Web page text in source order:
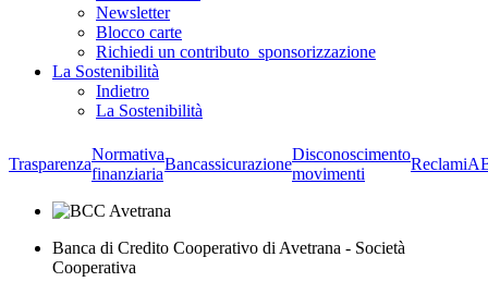
Newsletter
Blocco carte
Richiedi un contributo_sponsorizzazione
La Sostenibilità
Indietro
La Sostenibilità
Trasparenza
Normativa
finanziaria
Bancassicurazione
Disconoscimento
movimenti
Reclami
Banca di Credito Cooperativo di Avetrana - Società
Cooperativa